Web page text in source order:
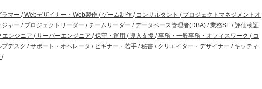
マー /Webデザイナー・Web製作 /ゲーム制作 /コンサルタント /プロジェクトマネジメントオ
ャー /プロジェクトリーダー /チームリーダー /データベース管理者(DBA) /業務SE /評価検証
ンジニア /サーバーエンジニア /保守・運用 /導入支援 /事務・一般事務・オフィスワーク /コ
デスク /サポート・オペレータ /ビギナー・若手 /秘書 /クリエイター・デザイナー /キッティ
/